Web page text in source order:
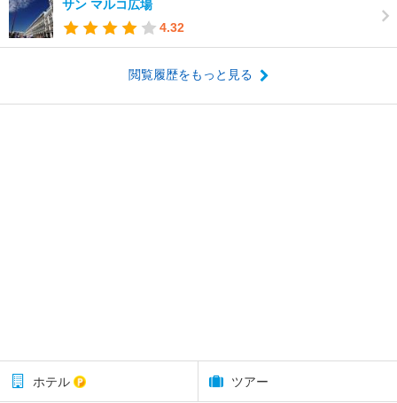
サン マルコ広場
4.32
閲覧履歴をもっと見る
ホテル ツアー